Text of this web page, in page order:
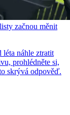
začnou měnit
léta náhle ztratit
prohlédněte si,
skrývá odpověď.